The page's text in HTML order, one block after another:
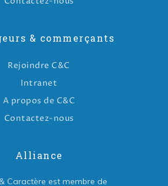
& commerçants
Rejoindre C&C
Intranet
A propos de C&C
Contactez-nous
Alliance
Caractère est membre de